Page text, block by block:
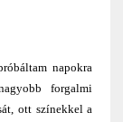
napokra
forgalmi
ott színekkel a